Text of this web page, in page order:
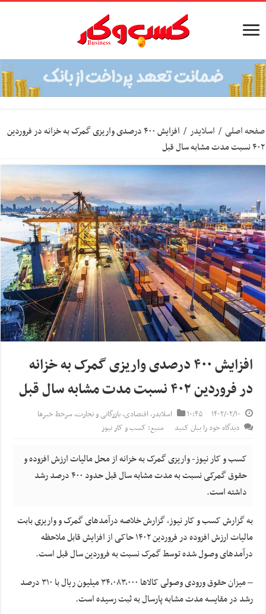
صفحه اصلی / اسلایدر /
افزایش ۴۰۰ درصدی واریزی گمرک به خزانه در فروردین
۴۰۲ نسبت مدت مشابه سال قبل
افزایش ۴۰۰ درصدی واریزی گمرک به خزانه
در فروردین ۴۰۲ نسبت مدت مشابه سال قبل
۱۴۰۲/۰۲/۱۰ ۱۰:۴۵ اسلایدر,اقتصادی,بازرگانی و تجارت,سرخط خبرها
دیدگاه خود را بیان کنید
منبع: کسب و کار نیوز
کسب و کار نیوز- واریزی گمرک به خزانه از محل مالیات ارزش افزوده و
حقوق گمرکی نسبت به مدت مشابه سال قبل حدود ۴۰۰ درصد رشد
داشته است.
به گزارش کسب و کار نیوز، گزارش خلاصه درآمدهای گمرک و واریزی بابت
مالیات ارزش افزوده در فروردین ۱۴۰۲ حاکی از افزایش قابل ملاحظه
درآمدهای وصول شده توسط گمرک نسبت به فروردین سال قبل است.
– میزان حقوق ورودی وصولی کالاها ۳۴,۰۸۳,۰۰۰ میلیون ریال با ۳۱۰ درصد
رشد در مقایسه مدت مشابه پارسال به ثبت رسیده است.